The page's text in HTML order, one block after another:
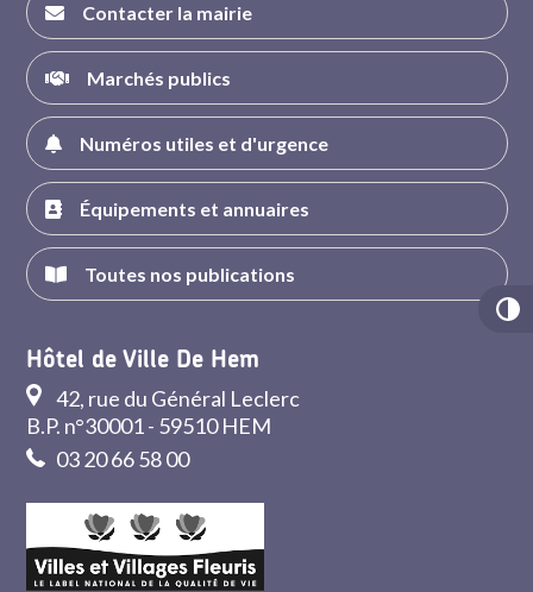
Contacter la mairie
Marchés publics
Numéros utiles et d'urgence
Équipements et annuaires
Toutes nos publications
Hôtel de Ville De Hem
42, rue du Général Leclerc
B.P. n°30001 - 59510 HEM
03 20 66 58 00